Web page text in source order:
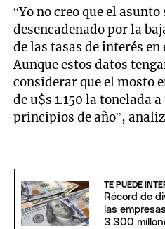
“Yo no creo que el asunto
desencadenado por la
de las tasas de interés
Aunque estos datos
considerar que el mosto
de u$s 1.150 la tonelada
principios de año”,
TE PUEDE
Récord de
las
3.300